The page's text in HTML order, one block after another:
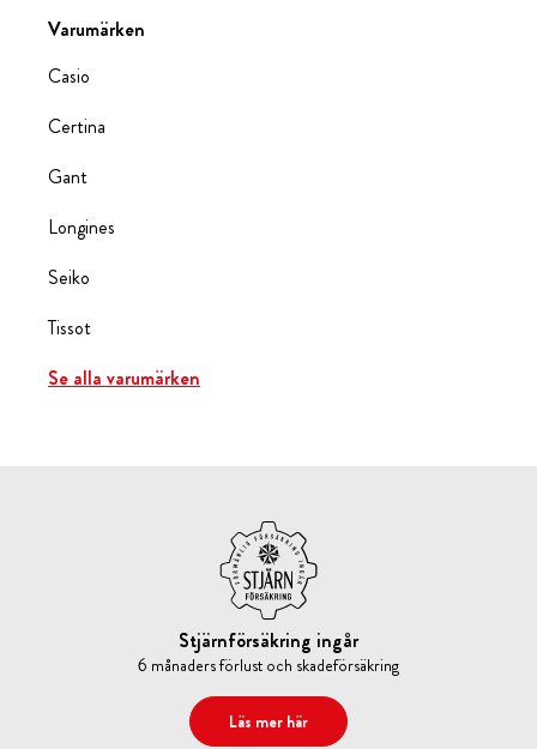
Varumärken
Casio
Certina
Gant
Longines
Seiko
Tissot
Se alla varumärken
Stjärnförsäkring ingår
6 månaders förlust och skadeförsäkring
Läs mer här